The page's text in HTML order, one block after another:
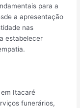
para a
a apresentação
nas
estabelecer
Itacaré
funerários,